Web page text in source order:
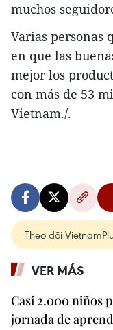
muchos
Varias personas
en que las
mejor los
con más de 53
Vietnam./.
Theo dõi
VER MÁS
Casi 2.000 niños
jornada de